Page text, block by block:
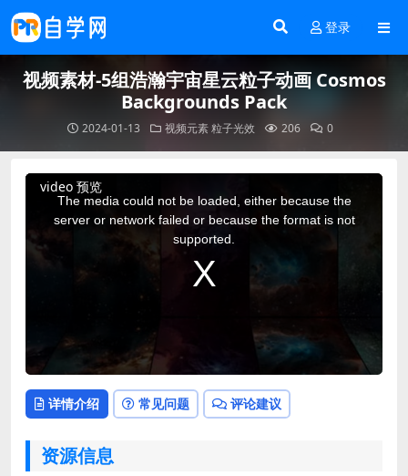
登录
视频素材-5组浩瀚宇宙星云粒子动画 Cosmos
Backgrounds Pack
2024-01-13 视频元素粒子光效 206 0
video 预览
This
The media could not be loaded, either because the
server or network failed or because the format is not
supported.
详情介绍 常见问题 评论建议
资源信息